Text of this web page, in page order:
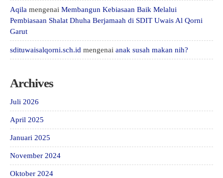
Aqila mengenai Membangun Kebiasaan Baik Melalui
Pembiasaan Shalat Dhuha Berjamaah di SDIT Uwais Al Qorni
Garut
sdituwaisalqorni.sch.id mengenai anak susah makan nih?
Archives
Juli 2026
April 2025
Januari 2025
November 2024
Oktober 2024